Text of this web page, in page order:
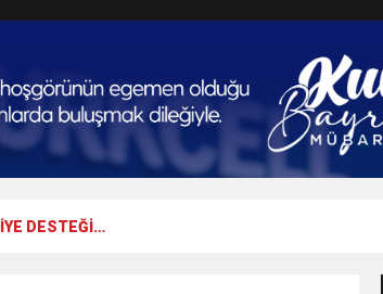
YATIRIM
DESTEĞİ…